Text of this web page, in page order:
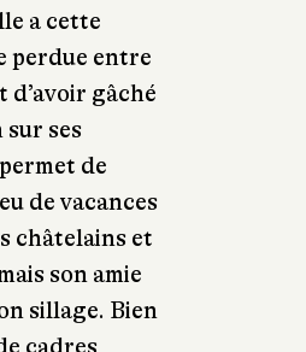
a cette
perdue entre
d’avoir gâché
ses
de
de vacances
châtelains et
son amie
sillage. Bien
cadres